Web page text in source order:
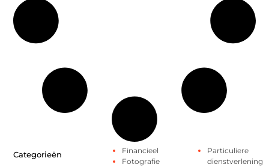
Categorieën
Financieel
Fotografie
Particuliere
dienstverlening